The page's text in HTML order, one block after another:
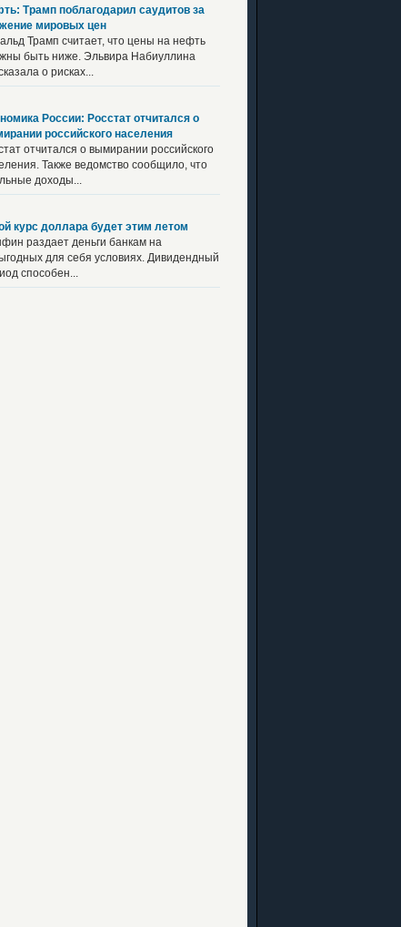
Трамп поблагодарил саудитов за
мировых цен
Трамп считает, что цены на нефть
быть ниже. Эльвира Набиуллина
о рисках...
России: Росстат отчитался о
российского населения
отчитался о вымирании российского
Также ведомство сообщило, что
доходы...
курс доллара будет этим летом
раздает деньги банкам на
для себя условиях. Дивидендный
способен...